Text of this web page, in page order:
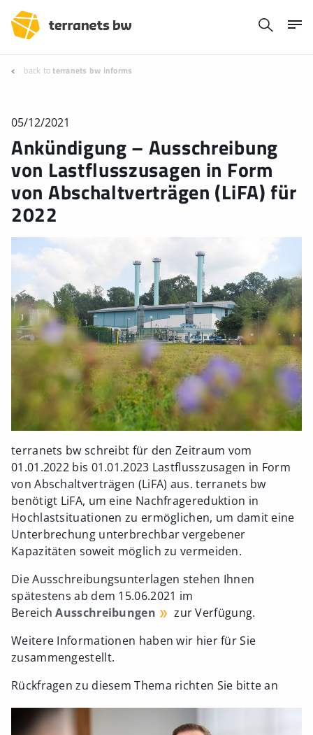
back toterranets bw informs
05/12/2021
Ankündigung – Ausschreibung
von Lastflusszusagen in Form
von Abschaltverträgen (LiFA) für
2022
terranets bw schreibt für den Zeitraum vom
01.01.2022 bis 01.01.2023 Lastflusszusagen in Form
von Abschaltverträgen (LiFA) aus. terranets bw
benötigt LiFA, um eine Nachfragereduktion in
Hochlastsituationen zu ermöglichen, um damit eine
Unterbrechung unterbrechbar vergebener
Kapazitäten soweit möglich zu vermeiden.
Die Ausschreibungsunterlagen stehen Ihnen
spätestens ab dem 15.06.2021 im
BereichAusschreibungen
zur Verfügung.
Weitere Informationen haben wir hier für Sie
zusammengestellt.
Rückfragen zu diesem Thema richten Sie bitte an